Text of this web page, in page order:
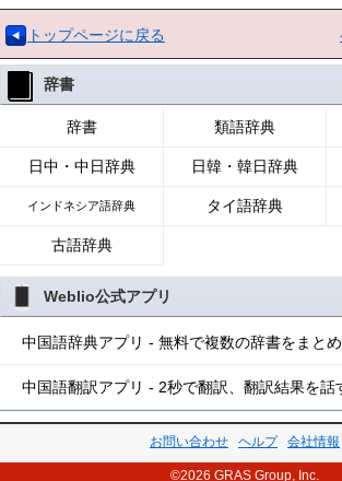
トップページに戻る
辞書
辞書 類語辞典
日中・中日辞典 日韓・韓日辞典
インドネシア語辞典 タイ語辞典
古語辞典
Weblio公式アプリ
中国語辞典アプリ - 無料で複数の辞書をまと
中国語翻訳アプリ - 2秒で翻訳、翻訳結果を話
お問い合わせ ヘルプ 会社情報
©2026 GRAS Group, Inc.